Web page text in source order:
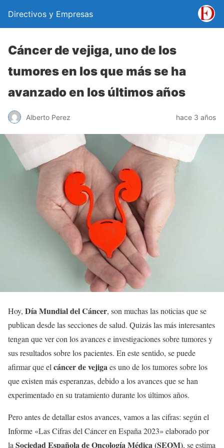
Directivos y Empresas
Cáncer de vejiga, uno de los
tumores en los que más se ha
avanzado en los últimos años
Alberto Perez hace 3 años
Hoy, Día Mundial del Cáncer, son muchas las noticias que se
publican desde las secciones de salud. Quizás las más interesantes
tengan que ver con los avances e investigaciones sobre tumores y
sus resultados sobre los pacientes. En este sentido, se puede
afirmar que el cáncer de vejigaes uno de los tumores sobre los
que existen más esperanzas, debido a los avances que se han
experimentado en su tratamiento durante los últimos años.
Pero antes de detallar estos avances, vamos a las cifras: según el
Informe «Las Cifras del Cáncer en España 2023» elaborado por
la Sociedad Española de Oncología Médica (SEOM), se estima